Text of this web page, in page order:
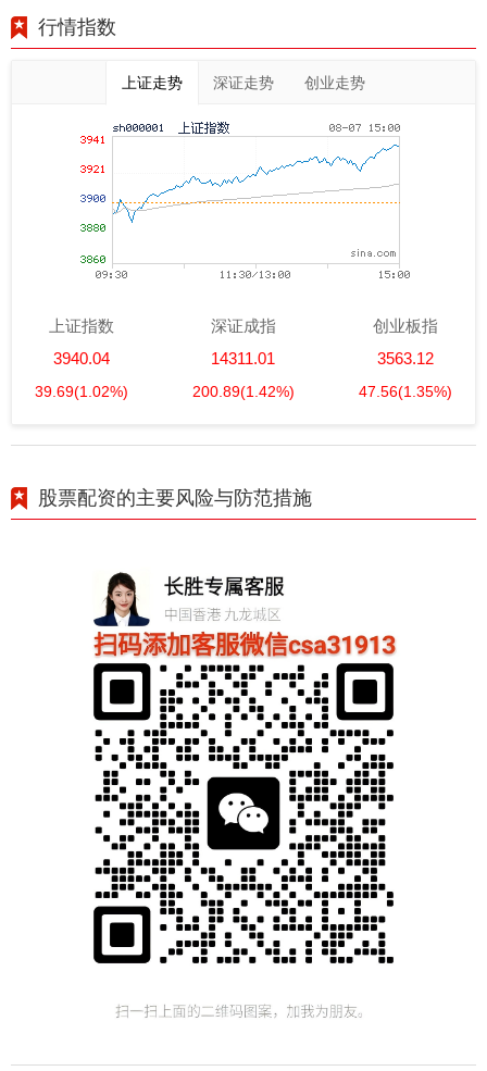
行情指数
上证走势 深证走势 创业走势
上证指数
3940.04
39.69(1.02%)
深证成指
14311.01
200.89(1.42%)
创业板指
3563.12
47.56(1.35%)
股票配资的主要风险与防范措施